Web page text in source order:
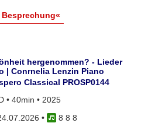
Besprechung«
hergenommen? - Lieder
| Conrnelia Lenzin Piano
Classical PROSP0144
• 40min • 2025
•
8 8 8